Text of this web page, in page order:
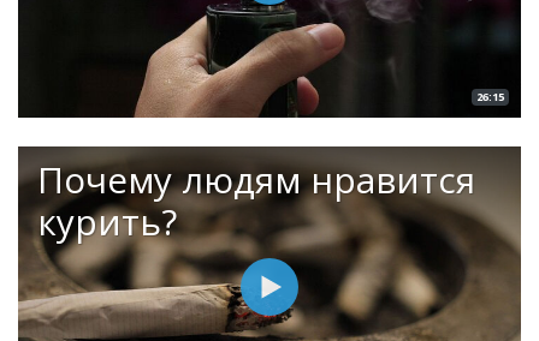
26:15
Почему людям нравится
курить?